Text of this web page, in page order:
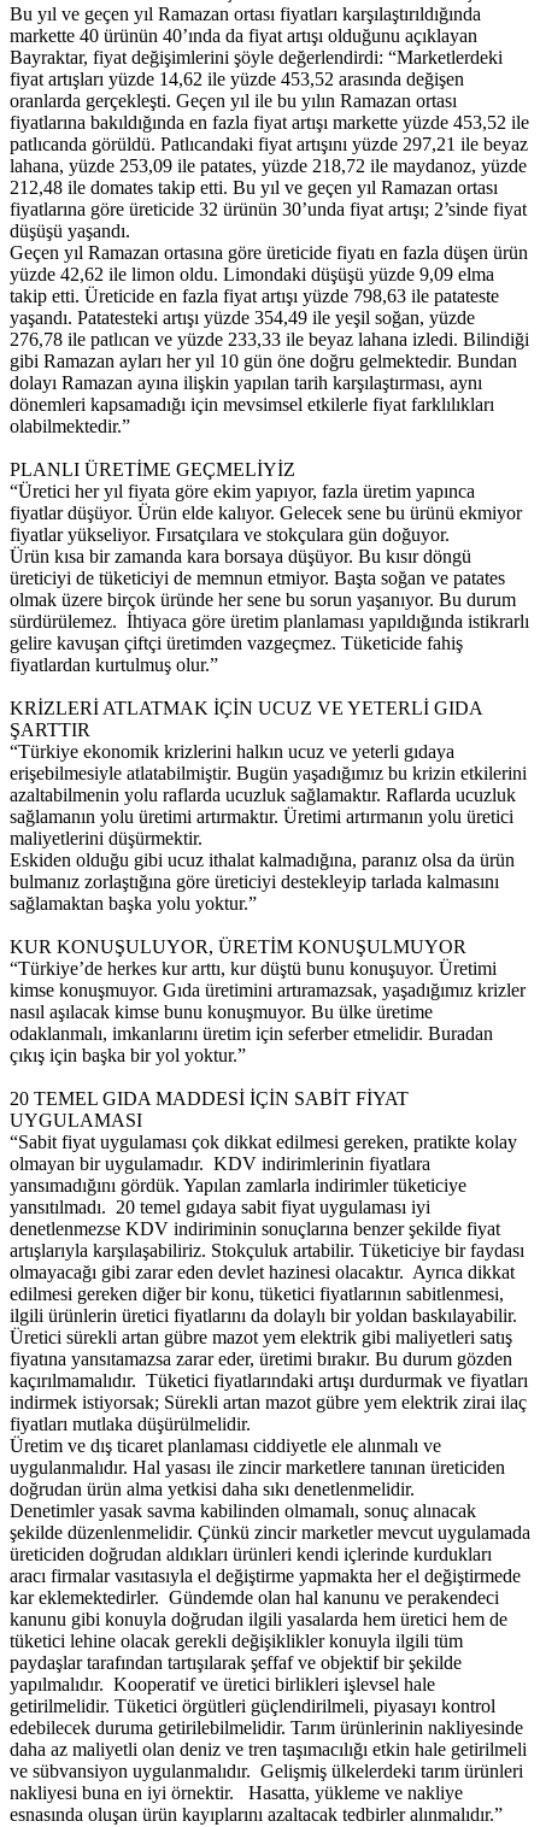
Bu yıl ve geçen yıl Ramazan ortası fiyatları karşılaştırıldığında
markette 40 ürünün 40’ında da fiyat artışı olduğunu açıklayan
Bayraktar, fiyat değişimlerini şöyle değerlendirdi: “Marketlerdeki
fiyat artışları yüzde 14,62 ile yüzde 453,52 arasında değişen
oranlarda gerçekleşti. Geçen yıl ile bu yılın Ramazan ortası
fiyatlarına bakıldığında en fazla fiyat artışı markette yüzde 453,52 ile
patlıcanda görüldü. Patlıcandaki fiyat artışını yüzde 297,21 ile beyaz
lahana, yüzde 253,09 ile patates, yüzde 218,72 ile maydanoz, yüzde
212,48 ile domates takip etti. Bu yıl ve geçen yıl Ramazan ortası
fiyatlarına göre üreticide 32 ürünün 30’unda fiyat artışı; 2’sinde fiyat
düşüşü yaşandı.
Geçen yıl Ramazan ortasına göre üreticide fiyatı en fazla düşen ürün
yüzde 42,62 ile limon oldu. Limondaki düşüşü yüzde 9,09 elma
takip etti. Üreticide en fazla fiyat artışı yüzde 798,63 ile patateste
yaşandı. Patatesteki artışı yüzde 354,49 ile yeşil soğan, yüzde
276,78 ile patlıcan ve yüzde 233,33 ile beyaz lahana izledi. Bilindiği
gibi Ramazan ayları her yıl 10 gün öne doğru gelmektedir. Bundan
dolayı Ramazan ayına ilişkin yapılan tarih karşılaştırması, aynı
dönemleri kapsamadığı için mevsimsel etkilerle fiyat farklılıkları
olabilmektedir.”
PLANLI ÜRETİME GEÇMELİYİZ
“Üretici her yıl fiyata göre ekim yapıyor, fazla üretim yapınca
fiyatlar düşüyor. Ürün elde kalıyor. Gelecek sene bu ürünü ekmiyor
fiyatlar yükseliyor. Fırsatçılara ve stokçulara gün doğuyor.
Ürün kısa bir zamanda kara borsaya düşüyor. Bu kısır döngü
üreticiyi de tüketiciyi de memnun etmiyor. Başta soğan ve patates
olmak üzere birçok üründe her sene bu sorun yaşanıyor. Bu durum
sürdürülemez. İhtiyaca göre üretim planlaması yapıldığında istikrarlı
gelire kavuşan çiftçi üretimden vazgeçmez. Tüketicide fahiş
fiyatlardan kurtulmuş olur.”
KRİZLERİ ATLATMAK İÇİN UCUZ VE YETERLİ GIDA
ŞARTTIR
“Türkiye ekonomik krizlerini halkın ucuz ve yeterli gıdaya
erişebilmesiyle atlatabilmiştir. Bugün yaşadığımız bu krizin etkilerini
azaltabilmenin yolu raflarda ucuzluk sağlamaktır. Raflarda ucuzluk
sağlamanın yolu üretimi artırmaktır. Üretimi artırmanın yolu üretici
maliyetlerini düşürmektir.
Eskiden olduğu gibi ucuz ithalat kalmadığına, paranız olsa da ürün
bulmanız zorlaştığına göre üreticiyi destekleyip tarlada kalmasını
sağlamaktan başka yolu yoktur.”
KUR KONUŞULUYOR, ÜRETİM KONUŞULMUYOR
“Türkiye’de herkes kur arttı, kur düştü bunu konuşuyor. Üretimi
kimse konuşmuyor. Gıda üretimini artıramazsak, yaşadığımız krizler
nasıl aşılacak kimse bunu konuşmuyor. Bu ülke üretime
odaklanmalı, imkanlarını üretim için seferber etmelidir. Buradan
çıkış için başka bir yol yoktur.”
20 TEMEL GIDA MADDESİ İÇİN SABİT FİYAT
UYGULAMASI
“Sabit fiyat uygulaması çok dikkat edilmesi gereken, pratikte kolay
olmayan bir uygulamadır. KDV indirimlerinin fiyatlara
yansımadığını gördük. Yapılan zamlarla indirimler tüketiciye
yansıtılmadı. 20 temel gıdaya sabit fiyat uygulaması iyi
denetlenmezse KDV indiriminin sonuçlarına benzer şekilde fiyat
artışlarıyla karşılaşabiliriz. Stokçuluk artabilir. Tüketiciye bir faydası
olmayacağı gibi zarar eden devlet hazinesi olacaktır. Ayrıca dikkat
edilmesi gereken diğer bir konu, tüketici fiyatlarının sabitlenmesi,
ilgili ürünlerin üretici fiyatlarını da dolaylı bir yoldan baskılayabilir.
Üretici sürekli artan gübre mazot yem elektrik gibi maliyetleri satış
fiyatına yansıtamazsa zarar eder, üretimi bırakır. Bu durum gözden
kaçırılmamalıdır. Tüketici fiyatlarındaki artışı durdurmak ve fiyatları
indirmek istiyorsak; Sürekli artan mazot gübre yem elektrik zirai ilaç
fiyatları mutlaka düşürülmelidir.
Üretim ve dış ticaret planlaması ciddiyetle ele alınmalı ve
uygulanmalıdır. Hal yasası ile zincir marketlere tanınan üreticiden
doğrudan ürün alma yetkisi daha sıkı denetlenmelidir.
Denetimler yasak savma kabilinden olmamalı, sonuç alınacak
şekilde düzenlenmelidir. Çünkü zincir marketler mevcut uygulamada
üreticiden doğrudan aldıkları ürünleri kendi içlerinde kurdukları
aracı firmalar vasıtasıyla el değiştirme yapmakta her el değiştirmede
kar eklemektedirler. Gündemde olan hal kanunu ve perakendeci
kanunu gibi konuyla doğrudan ilgili yasalarda hem üretici hem de
tüketici lehine olacak gerekli değişiklikler konuyla ilgili tüm
paydaşlar tarafından tartışılarak şeffaf ve objektif bir şekilde
yapılmalıdır. Kooperatif ve üretici birlikleri işlevsel hale
getirilmelidir. Tüketici örgütleri güçlendirilmeli, piyasayı kontrol
edebilecek duruma getirilebilmelidir. Tarım ürünlerinin nakliyesinde
daha az maliyetli olan deniz ve tren taşımacılığı etkin hale getirilmeli
ve sübvansiyon uygulanmalıdır. Gelişmiş ülkelerdeki tarım ürünleri
nakliyesi buna en iyi örnektir. Hasatta, yükleme ve nakliye
esnasında oluşan ürün kayıplarını azaltacak tedbirler alınmalıdır.”